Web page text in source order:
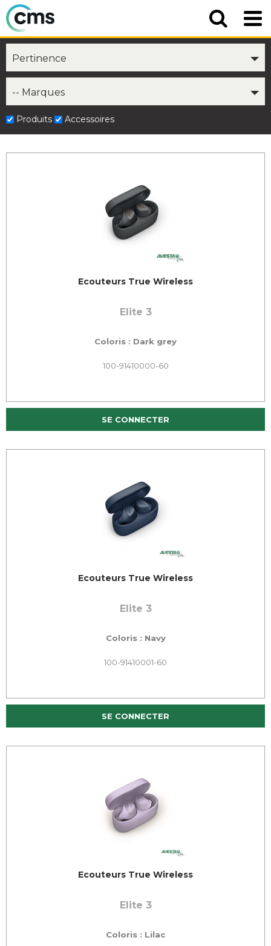
Pertinence
-- Marques
Produits Accessoires
Ecouteurs True Wireless
Elite 3
Coloris : Dark grey
100-91410000-60
SE CONNECTER
Ecouteurs True Wireless
Elite 3
Coloris : Navy
100-91410001-60
SE CONNECTER
Ecouteurs True Wireless
Elite 3
Coloris : Lilac